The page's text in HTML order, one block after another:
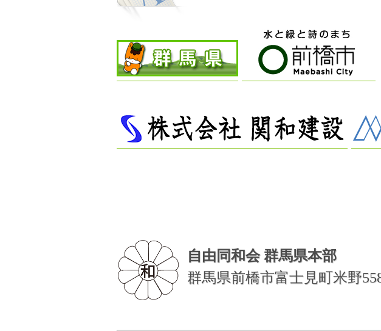
自由同和会 群馬県本部
群馬県前橋市富士見町米野